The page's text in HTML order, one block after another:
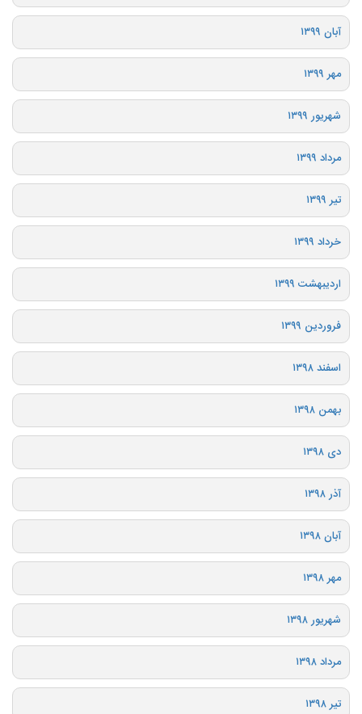
آبان ۱۳۹۹
مهر ۱۳۹۹
شهریور ۱۳۹۹
مرداد ۱۳۹۹
تیر ۱۳۹۹
خرداد ۱۳۹۹
اردیبهشت ۱۳۹۹
فروردین ۱۳۹۹
اسفند ۱۳۹۸
بهمن ۱۳۹۸
دی ۱۳۹۸
آذر ۱۳۹۸
آبان ۱۳۹۸
مهر ۱۳۹۸
شهریور ۱۳۹۸
مرداد ۱۳۹۸
تیر ۱۳۹۸